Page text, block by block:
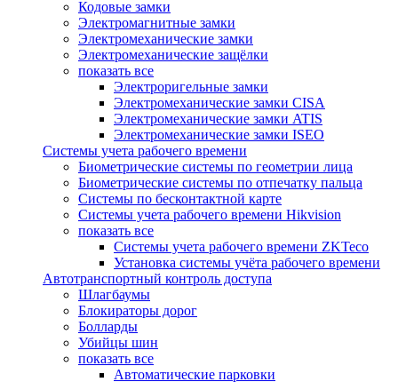
Кодовые замки
Электромагнитные замки
Электромеханические замки
Электромеханические защёлки
показать все
Электроригельные замки
Электромеханические замки CISA
Электромеханические замки ATIS
Электромеханические замки ISEO
Системы учета рабочего времени
Биометрические системы по геометрии лица
Биометрические системы по отпечатку пальца
Системы по бесконтактной карте
Системы учета рабочего времени Hikvision
показать все
Системы учета рабочего времени ZKTeco
Установка системы учёта рабочего времени
Автотранспортный контроль доступа
Шлагбаумы
Блокираторы дорог
Болларды
Убийцы шин
показать все
Автоматические парковки